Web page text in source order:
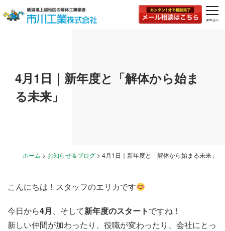
4月1日｜新年度と「解体から始ま
る未来」
ホーム > お知らせ＆ブログ > 4月1日｜新年度と「解体から始まる未来」
こんにちは！スタッフのエリカです
今日から4月 、そして新年度のスタートですね！
新しい仲間が加わったり、役職が変わったり、会社にとっ